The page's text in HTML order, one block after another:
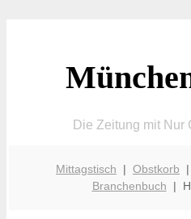
Die Zeitung mit Nur
Mittagstisch | Obstkorb |
Branchenbuch |